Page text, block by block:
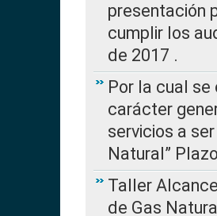
presentación
cumplir los
de 2017 .
Por la cual
carácter
servicios a
Natural”
Taller
de Gas